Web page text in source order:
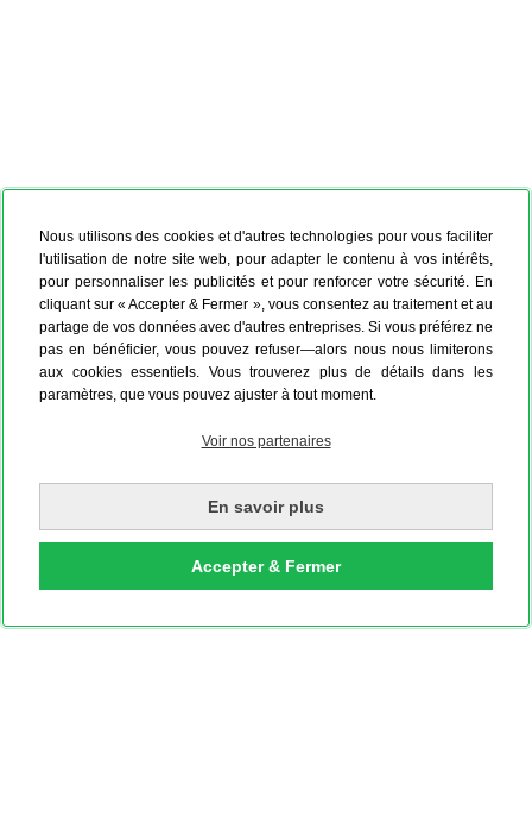
Nous utilisons des cookies et d'autres technologies pour vous faciliter
l'utilisation de notre site web, pour adapter le contenu à vos intérêts,
pour personnaliser les publicités et pour renforcer votre sécurité. En
cliquant sur « Accepter & Fermer », vous consentez au traitement et au
partage de vos données avec d'autres entreprises. Si vous préférez ne
pas en bénéficier, vous pouvez refuser—alors nous nous limiterons
aux cookies essentiels. Vous trouverez plus de détails dans les
paramètres, que vous pouvez ajuster à tout moment.
Voir nos partenaires
En savoir plus
Accepter & Fermer